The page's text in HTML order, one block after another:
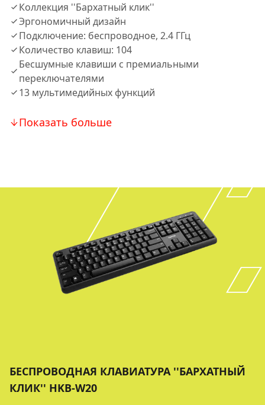
Коллекция ''Бархатный клик''
Эргономичный дизайн
Подключение: беспроводное, 2.4 ГГц
Количество клавиш: 104
Бесшумные клавиши с премиальными
переключателями
13 мультимедийных функций
Показать больше
БЕСПРОВОДНАЯ КЛАВИАТУРА ''БАРХАТНЫЙ
КЛИК'' HKB-W20